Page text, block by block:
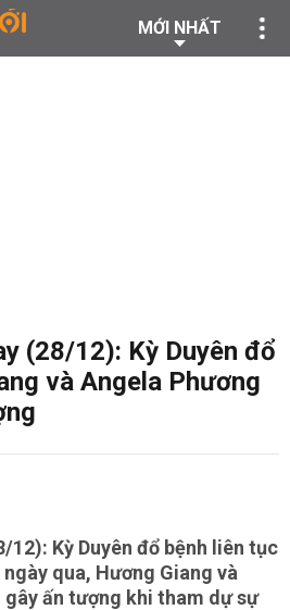
MỚI NHẤT
(28/12): Kỳ Duyên đổ
và Angela Phương
12): Kỳ Duyên đổ bệnh liên tục
qua, Hương Giang và
ấn tượng khi tham dự sự